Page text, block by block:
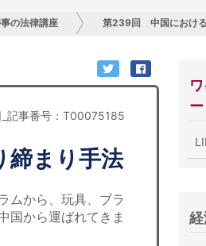
の法律講座 第239回 中国におけ
記事番号：T00075185
まり手法
ムから、玩具、ブラ
国から運ばれてきま